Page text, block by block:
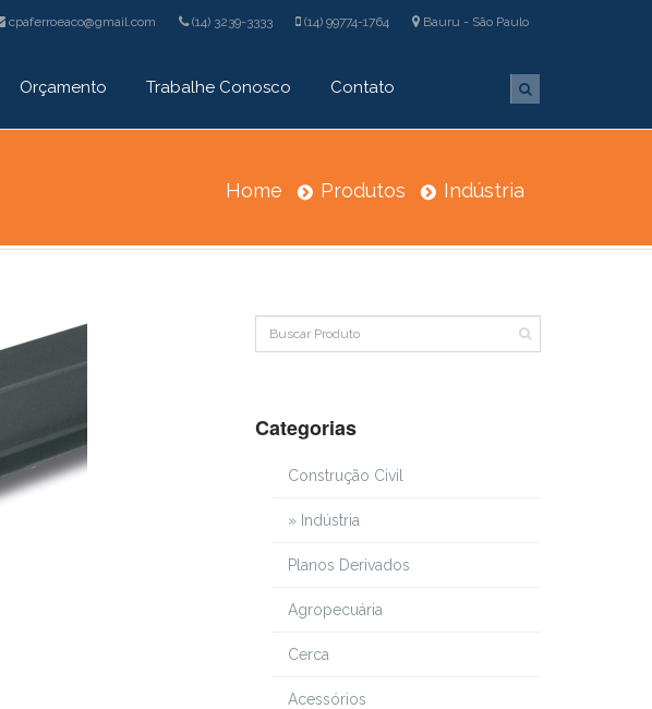
cpaferroeaco@gmail.com (14) 3239-3333 (14) 99774-1764 Bauru - São Paulo
Orçamento Trabalhe Conosco Contato
Home Produtos Indústria
Categorias
Construção Civil
» Indústria
Planos Derivados
Agropecuária
Cerca
Acessórios